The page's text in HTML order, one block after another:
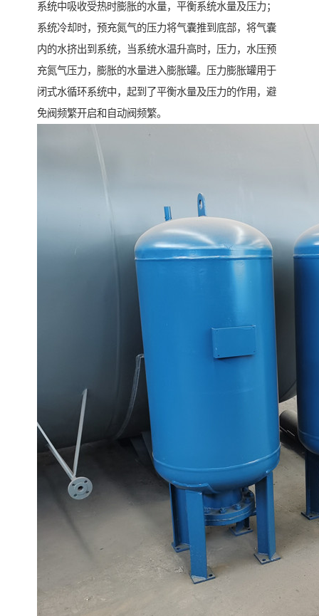
系统中吸收受热时膨胀的水量，平衡系统水量及压力；
系统冷却时，预充氮气的压力将气囊推到底部，将气囊
内的水挤出到系统，当系统水温升高时，压力，水压预
充氮气压力，膨胀的水量进入膨胀罐。压力膨胀罐用于
闭式水循环系统中，起到了平衡水量及压力的作用，避
免阀频繁开启和自动阀频繁。